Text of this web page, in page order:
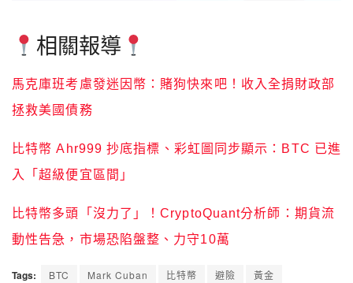
相關報導
馬克庫班考慮發迷因幣：賭狗快來吧！收入全捐財政部
拯救美國債務
比特幣 Ahr999 抄底指標、彩虹圖同步顯示：BTC 已進
入「超級便宜區間」
比特幣多頭「沒力了」！CryptoQuant分析師：期貨流
動性告急，市場恐陷盤整、力守10萬
Tags: BTC Mark Cuban 比特幣 避險 黃金